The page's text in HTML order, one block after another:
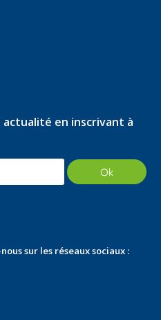
en inscrivant à
sur les réseaux sociaux :